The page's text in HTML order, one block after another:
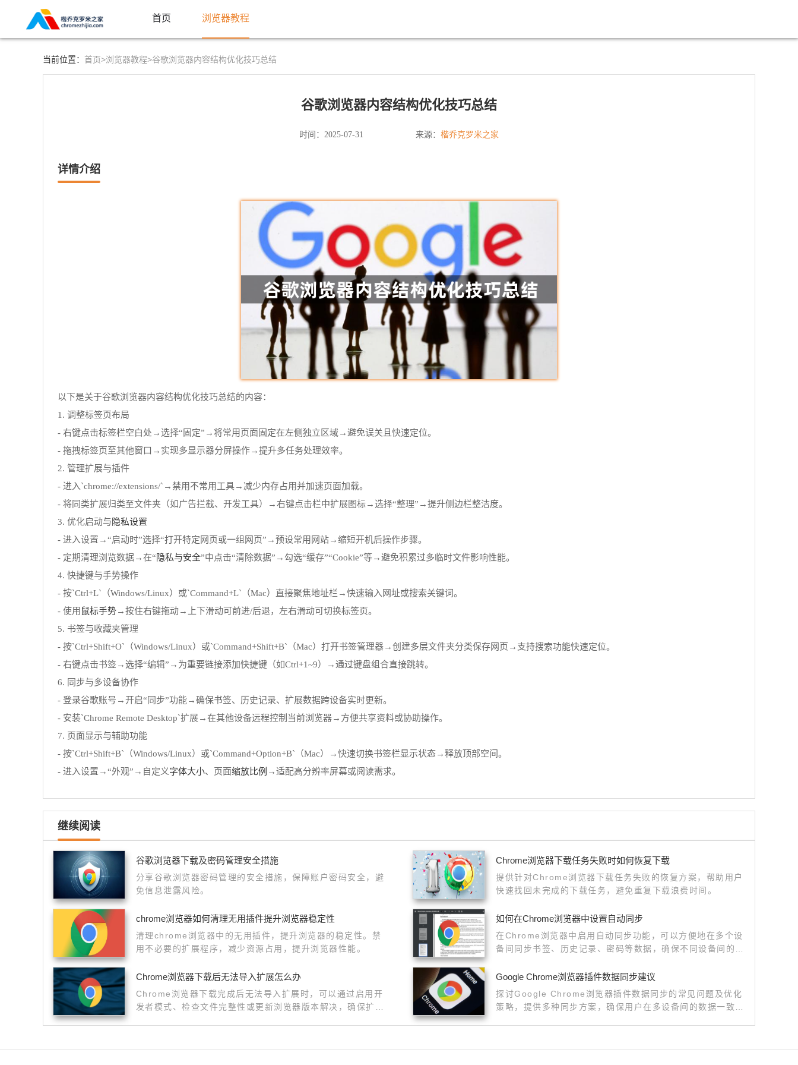
首页 浏览器教程
当前位置： 首页>浏览器教程>谷歌浏览器内容结构优化技巧总结
谷歌浏览器内容结构优化技巧总结
时间：2025-07-31 来源： 楷乔克罗米之家
详情介绍
以下是关于谷歌浏览器内容结构优化技巧总结的内容：
1. 调整标签页布局
- 右键点击标签栏空白处→选择“固定”→将常用页面固定在左侧独立区域→避免误关且快速定位。
- 拖拽标签页至其他窗口→实现多显示器分屏操作→提升多任务处理效率。
2. 管理扩展与插件
- 进入`chrome://extensions/`→禁用不常用工具→减少内存占用并加速页面加载。
- 将同类扩展归类至文件夹（如广告拦截、开发工具）→右键点击栏中扩展图标→选择“整理”→提升侧边栏整洁度。
3. 优化启动与隐私设置
- 进入设置→“启动时”选择“打开特定网页或一组网页”→预设常用网站→缩短开机后操作步骤。
- 定期清理浏览数据→在“隐私与安全”中点击“清除数据”→勾选“缓存”“Cookie”等→避免积累过多临时文件影响性能。
4. 快捷键与手势操作
- 按`Ctrl+L`（Windows/Linux）或`Command+L`（Mac）直接聚焦地址栏→快速输入网址或搜索关键词。
- 使用 鼠标手势→按住右键拖动→上下滑动可前进/后退，左右滑动可切换标签页。
5. 书签与收藏夹管理
- 按`Ctrl+Shift+O`（Windows/Linux）或`Command+Shift+B`（Mac）打开书签管理器→创建多层文件夹分类保存网页→支持搜索功能快速定位。
- 右键点击书签→选择“编辑”→为重要链接添加快捷键（如Ctrl+1~9）→通过键盘组合直接跳转。
6. 同步与多设备协作
- 登录谷歌账号→开启“同步”功能→确保书签、历史记录、扩展数据跨设备实时更新。
- 安装`Chrome Remote Desktop`扩展→在其他设备远程控制当前浏览器→方便共享资料或协助操作。
7. 页面显示与辅助功能
- 按`Ctrl+Shift+B`（Windows/Linux）或`Command+Option+B`（Mac）→快速切换书签栏显示状态→释放顶部空间。
- 进入设置→“外观”→自定义字体大小、页面缩放比例 →适配高分辨率屏幕或阅读需求。
继续阅读
谷歌浏览器下载及密码管理安全措施
分享谷歌浏览器密码管理的安全措施，保障账户密码安全，避
免信息泄露风险。
Chrome浏览器下载任务失败时如何恢复下载
提供针对Chrome浏览器下载任务失败的恢复方案，帮助用户
快速找回未完成的下载任务，避免重复下载浪费时间。
chrome浏览器如何清理无用插件提升浏览器稳定性
清理chrome浏览器中的无用插件，提升浏览器的稳定性。禁
用不必要的扩展程序，减少资源占用，提升浏览器性能。
如何在Chrome浏览器中设置自动同步
在Chrome浏览器中启用自动同步功能，可以方便地在多个设
备间同步书签、历史记录、密码等数据，确保不同设备间的数
Chrome浏览器下载后无法导入扩展怎么办
Chrome浏览器下载完成后无法导入扩展时，可以通过启用开
发者模式、检查文件完整性或更新浏览器版本解决，确保扩展
Google Chrome浏览器插件数据同步建议
探讨Google Chrome浏览器插件数据同步的常见问题及优化
策略，提供多种同步方案，确保用户在多设备间的数据一致性